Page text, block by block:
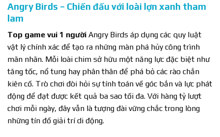
Angry Birds – Chiến đấu với loài lợn xanh tham
lam
Top game vui 1 người Angry Birds áp dụng các quy luật
vật lý chính xác để tạo ra những màn phá hủy công trình
mãn nhãn. Mỗi loài chim sở hữu một năng lực đặc biệt như
tăng tốc, nổ tung hay phân thân để phá bỏ các rào chắn
kiên cố. Trò chơi đòi hỏi sự tính toán về góc bắn và lực phát
động để đạt được kết quả ba sao tối đa. Với hàng tỷ lượt
chơi mỗi ngày, đây vẫn là tượng đài vững chắc trong lòng
những tín đồ giải trí di động.